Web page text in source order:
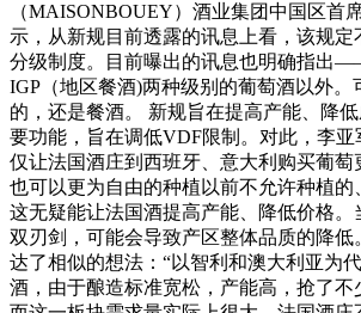
（MAISONBOUEY）酒业集团中国区首
示，从新规目前透露的讯息上看，该规
分级制度。目前曝出的讯息也明确指出
IGP（地区餐酒)两种级别的葡萄酒以外。
的，还是餐酒。 新规旨在提高产能、降
要功能，旨在调低VDF限制。对此，李亚
仅让法国酒庄到西班牙、意大利购买葡萄
也可以更为自由的种植以前不允许种植的
这无疑能让法国酒提高产能、降低价格。
双刃剑，可能会导致产区整体品质的降低
达了相似的想法：“以智利和澳大利亚为
酒，由于酿造标准宽松，产能高，抢了不